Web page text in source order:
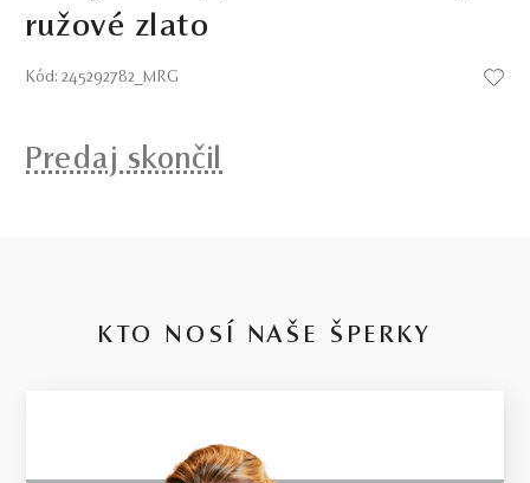
ružové zlato
Kód: 245292782_MRG
Predaj skončil
KTO NOSÍ NAŠE ŠPERKY